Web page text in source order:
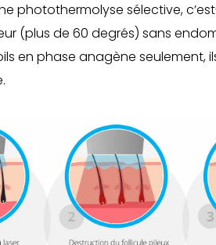
photothermolyse sélective,
(plus de 60 degrés) sans
en phase anagène seulement,